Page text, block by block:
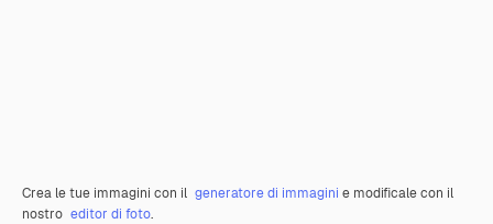
Crea le tue immagini con il generatore di immagini e modificale con il
nostro editor di foto.